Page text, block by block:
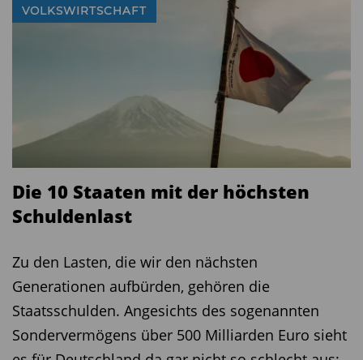
VOLKSWIRTSCHAFT
Die 10 Staaten mit der höchsten
Schuldenlast
Zu den Lasten, die wir den nächsten
Generationen aufbürden, gehören die
Staatsschulden. Angesichts des sogenannten
Sondervermögens über 500 Milliarden Euro sieht